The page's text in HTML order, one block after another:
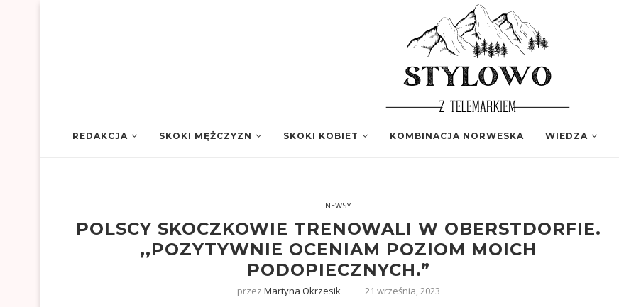
REDAKCJA SKOKI MĘŻCZYZN SKOKI KOBIET KOMBINACJA NORWESKA WIEDZA
NEWSY
POLSCY SKOCZKOWIE TRENOWALI W OBERSTDORFIE.
,,POZYTYWNIE OCENIAM POZIOM MOICH
PODOPIECZNYCH.”
przez Martyna Okrzesik 21 września, 2023